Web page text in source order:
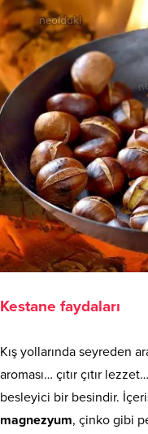
Kestane faydaları
Kış yollarında seyreden
aroması… çıtır çıtır lezzet…
besleyici bir besindir.
magnezyum, çinko gibi